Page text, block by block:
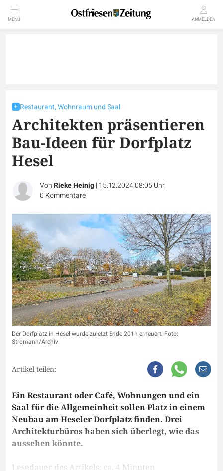
MENÜ ANMELDEN
Restaurant, Wohnraum und Saal
Architekten präsentieren
Bau-Ideen für Dorfplatz
Hesel
VonRieke Heinig| 15.12.2024 08:05 Uhr|
0 Kommentare
Der Dorfplatz in Hesel wurde zuletzt Ende 2011 erneuert. Foto:
Stromann/Archiv
Artikel teilen:
Ein Restaurant oder Café, Wohnungen und ein
Saal für die Allgemeinheit sollen Platz in einem
Neubau am Heseler Dorfplatz finden. Drei
Architekturbüros haben sich überlegt, wie das
aussehen könnte.
Lesedauer des Artikels: ca. 4 Minuten